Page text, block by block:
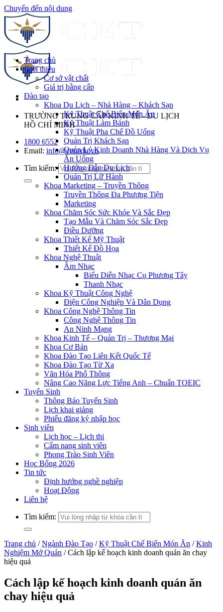
Chuyển đến nội dung
TRƯỜNG TRUNG CẤP KINH TẾ - DU LỊCH
HỒ CHÍ MINH
1800 6552
Email: info@cet.edu.vn
Tìm kiếm:
Trang chủ
Giới thiệu
Cơ sở vật chất
Giá trị bằng cấp
Đào tạo
Khoa Du Lịch – Nhà Hàng – Khách Sạn
Kỹ Thuật Chế Biến Món Ăn
Kỹ Thuật Làm Bánh
Kỹ Thuật Pha Chế Đồ Uống
Quản Trị Khách Sạn
Quản Lý Kinh Doanh Nhà Hàng Và Dịch Vụ
Ăn Uống
Hướng Dẫn Du Lịch
Quản Trị Lữ Hành
Khoa Marketing – Truyền Thông
Truyền Thông Đa Phương Tiện
Marketing
Khoa Chăm Sóc Sức Khỏe Và Sắc Đẹp
Tạo Mẫu Và Chăm Sóc Sắc Đẹp
Điều Dưỡng
Khoa Thiết Kế Mỹ Thuật
Thiết Kế Đồ Họa
Khoa Nghệ Thuật
Âm Nhạc
Biểu Diễn Nhạc Cụ Phương Tây
Thanh Nhạc
Khoa Kỹ Thuật Công Nghệ
Điện Công Nghiệp Và Dân Dụng
Khoa Công Nghệ Thông Tin
Công Nghệ Thông Tin
An Ninh Mạng
Khoa Kinh Tế – Quản Trị – Thương Mại
Khoa Cơ Bản
Khoa Đào Tạo Liên Kết Quốc Tế
Khoa Đào Tạo Từ Xa
Văn Hóa Phổ Thông
Nâng Cao Năng Lực Tiếng Anh – Chuẩn TOEIC
Tuyển Sinh
Thông Báo Tuyển Sinh
Lịch khai giảng
Phiếu đăng ký nhập học
Sinh viên
Lịch học – Lịch thi
Cẩm nang sinh viên
Phong Trào Sinh Viên
Học Bổng 2026
Tin tức
Định hướng nghề nghiệp
Hoạt Động
Liên hệ
Tìm kiếm:
Trang chủ / Ngành Đào Tạo / Kỹ Thuật Chế Biến Món Ăn / Kinh
Nghiệm Mở Quán / Cách lập kế hoạch kinh doanh quán ăn chay
hiệu quả
Cách lập kế hoạch kinh doanh quán ăn
chay hiệu quả